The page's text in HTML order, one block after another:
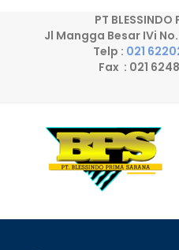
PT BLESSINDO
Jl Mangga Besar IVi
Telp : 021
Fax : 021